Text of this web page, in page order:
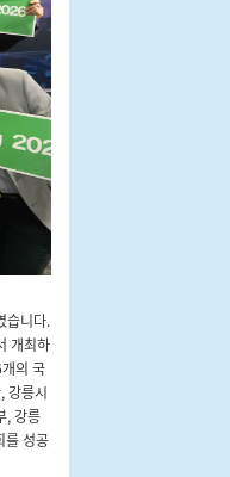
습니다.
개최하
의 국
강릉시
, 강릉
를 성공